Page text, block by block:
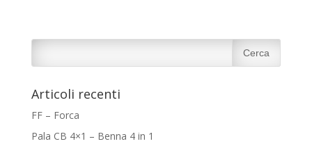
Articoli recenti
FF – Forca
Pala CB 4×1 – Benna 4 in 1